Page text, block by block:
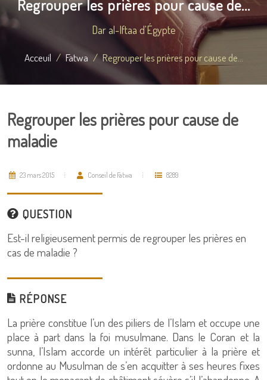
Regrouper les prières pour cause de...
Dar al-Iftaa d'Égypte
Acceuil Fatwa Regrouper les prières pour cause de...
Regrouper les prières pour cause de
maladie
23 mars 2015 Conseil de Fatwa 8289
QUESTION
Est-il religieusement permis de regrouper les prières en
cas de maladie ?
RÉPONSE
La prière constitue l’un des piliers de l’Islam et occupe une
place à part dans la foi musulmane. Dans le Coran et la
sunna, l’Islam accorde un intérêt particulier à la prière et
ordonne au Musulman de s’en acquitter à ses heures fixes